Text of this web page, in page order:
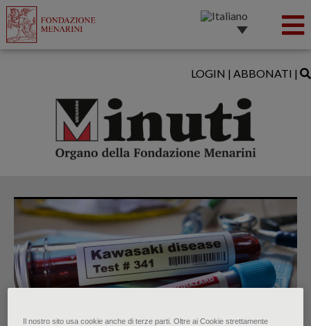
LOGIN | ABBONATI |
Il nostro sito usa cookie anche di terze parti. Oltre ai Cookie strettamente